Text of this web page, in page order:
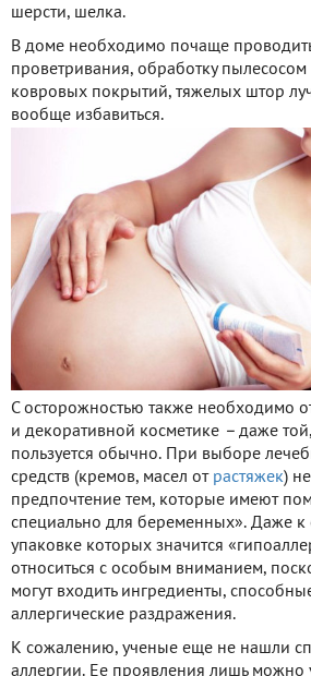
шерсти, шелка.
В доме необходимо почаще
проветривания, обработку
ковровых покрытий, тяжелых штор
вообще избавиться.
С осторожностью также необходимо
и декоративной косметике – даже
пользуется обычно. При выборе
средств (кремов, масел от растяжек)
предпочтение тем, которые имеют
специально для беременных». Даже к
упаковке которых значится
относиться с особым вниманием,
могут входить ингредиенты,
аллергические раздражения.
К сожалению, ученые еще не нашли
аллергии. Ее проявления лишь можно